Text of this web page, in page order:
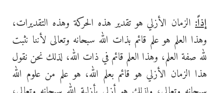
إذاً: الزمان الأزلي هو تقدير هذه الحركة وهذه التقديرات،
وهذا العلم هو علم قائم بذات الله سبحانه وتعالى لأننا نثبت
لله صفة العلم، وهذا العلم قائم في ذات الله، لذلك نحن نقول
هذا الزمان الأزلي هو قائم بعلم الله، هو علم من علوم الله